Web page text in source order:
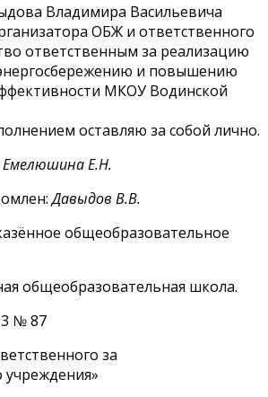
Владимира Васильевича
ОБЖ и ответственного
ответственным за реализацию
и повышению
МКОУ Водинской
оставляю за собой лично.
Емелюшина Е.Н.
Давыдов В.В.
общеобразовательное
общеобразовательная школа.
№ 87
за
учреждения»